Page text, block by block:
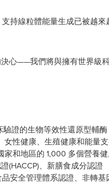
持線粒體能量生成已被越來
心——我們將與擁有世界級
驗證的生物等效性還原型輔酶
女性健康、生殖健康和能量
和地區的 1,000 多個營養
(HACCP)、新膳食成分認證
品安全管理體系認證、非轉基